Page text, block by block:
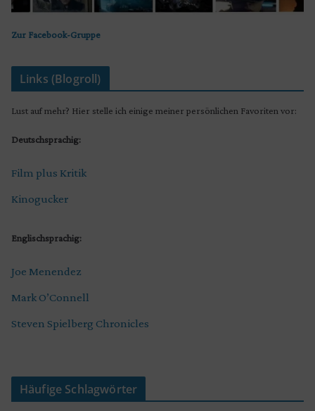
Zur Facebook-Gruppe
Links (Blogroll)
Lust auf mehr? Hier stelle ich einige meiner persönlichen Favoriten vor:
Deutschsprachig:
Film plus Kritik
Kinogucker
Englischsprachig:
Joe Menendez
Mark O’Connell
Steven Spielberg Chronicles
Häufige Schlagwörter